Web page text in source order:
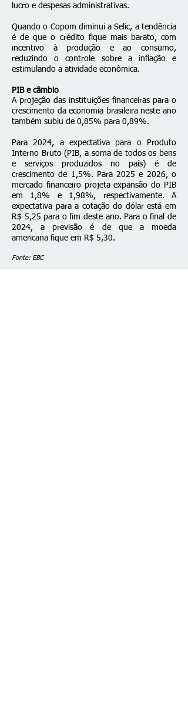
lucro e despesas administrativas.
Quando o Copom diminui a Selic, a tendência
é de que o crédito fique mais barato, com
incentivo à produção e ao consumo,
reduzindo o controle sobre a inflação e
estimulando a atividade econômica.
PIB e câmbio
A projeção das instituições financeiras para o
crescimento da economia brasileira neste ano
também subiu de 0,85% para 0,89%.
Para 2024, a expectativa para o Produto
Interno Bruto (PIB, a soma de todos os bens
e serviços produzidos no país) é de
crescimento de 1,5%. Para 2025 e 2026, o
mercado financeiro projeta expansão do PIB
em 1,8% e 1,98%, respectivamente. A
expectativa para a cotação do dólar está em
R$ 5,25 para o fim deste ano. Para o final de
2024, a previsão é de que a moeda
americana fique em R$ 5,30.
Fonte: EBC